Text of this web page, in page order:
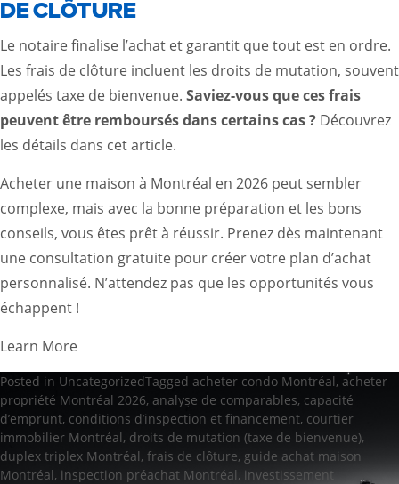
DE CLÔTURE
Le notaire finalise l’achat et garantit que tout est en ordre.
Les frais de clôture incluent les droits de mutation, souvent
appelés taxe de bienvenue. Saviez-vous que ces frais
peuvent être remboursés dans certains cas ? Découvrez
les détails dans cetarticle.
Acheter une maison à Montréal en 2026 peut sembler
complexe, mais avec la bonne préparation et les bons
conseils, vous êtes prêt à réussir. Prenez dès maintenant
une consultation gratuite pour créer votre plan d’achat
personnalisé. N’attendez pas que les opportunités vous
échappent !
Learn More
Posted in UncategorizedTagged acheter condo Montréal, acheter
propriété Montréal 2026, analyse de comparables, capacité
d’emprunt, conditions d’inspection et financement, courtier
immobilier Montréal, droits de mutation (taxe de bienvenue),
duplex triplex Montréal, frais de clôture, guide achat maison
Montréal, inspection préachat Montréal, investissement